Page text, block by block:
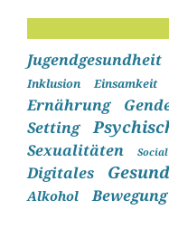
Jugendgesundheit
Inklusion Einsamkeit
Ernährung
Setting
Sexualitäten
Digitales
Alkohol Bewegung